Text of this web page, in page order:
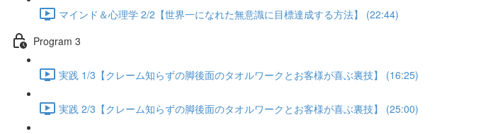
マインド＆心理学 2/2【世界一になれた無意識に目標達成する方法】 (22:44)
Program 3
実践 1/3【クレーム知らずの脚後面のタオルワークとお客様が喜ぶ裏技】 (16:25)
実践 2/3【クレーム知らずの脚後面のタオルワークとお客様が喜ぶ裏技】 (25:00)